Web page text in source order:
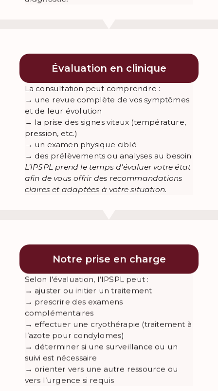
Évaluation en clinique
La consultation peut comprendre :
→ une revue complète de vos symptômes
et de leur évolution
→ la prise des signes vitaux (température,
pression, etc.)
→ un examen physique ciblé
→ des prélèvements ou analyses au besoin
L’IPSPL prend le temps d’évaluer votre état
afin de vous offrir des recommandations
claires et adaptées à votre situation.
Notre prise en charge
Selon l’évaluation, l’IPSPL peut :
→ ajuster ou initier un traitement
→ prescrire des examens
complémentaires
→ effectuer une cryothérapie (traitement à
l’azote pour condylomes)
→ déterminer si une surveillance ou un
suivi est nécessaire
→ orienter vers une autre ressource ou
vers l’urgence si requis